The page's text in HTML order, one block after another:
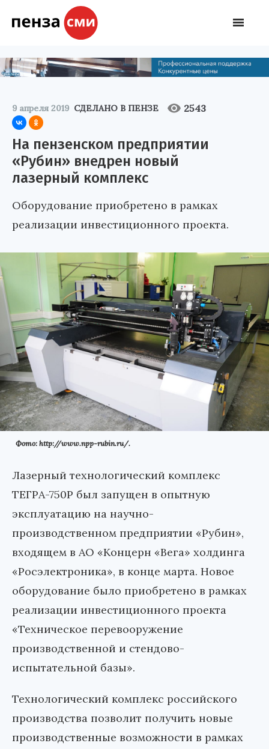
9 апреля 2019 СДЕЛАНО В ПЕНЗЕ 2543
На пензенском предприятии
«Рубин» внедрен новый
лазерный комплекс
Оборудование приобретено в рамках
реализации инвестиционного проекта.
Фото: http://www.npp-rubin.ru/.
Лазерный технологический комплекс
ТЕГРА-750Р был запущен в опытную
эксплуатацию на научно-
производственном предприятии «Рубин»,
входящем в АО «Концерн «Вега» холдинга
«Росэлектроника», в конце марта. Новое
оборудование было приобретено в рамках
реализации инвестиционного проекта
«Техническое перевооружение
производственной и стендово-
испытательной базы».
Технологический комплекс российского
производства позволит получить новые
производственные возможности в рамках